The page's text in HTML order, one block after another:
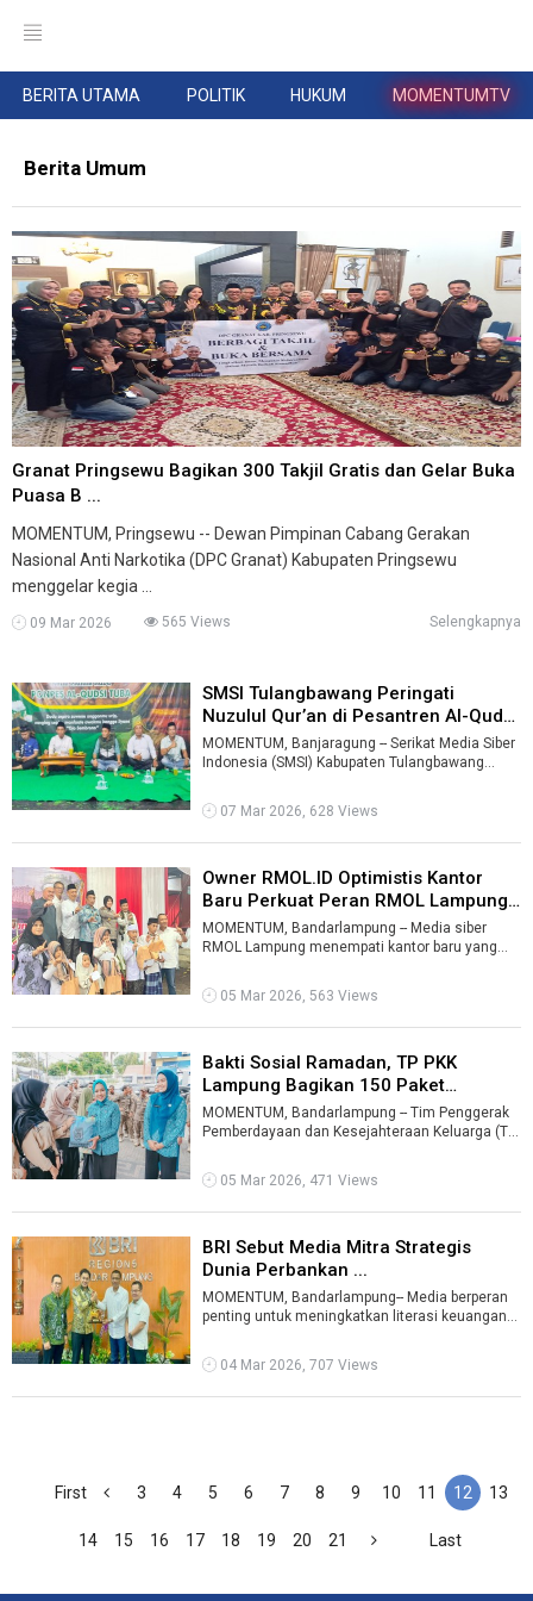
BERITA UTAMA POLITIK HUKUM MOMENTUMTV
Berita Umum
Granat Pringsewu Bagikan 300 Takjil Gratis dan Gelar Buka
Puasa B ...
MOMENTUM, Pringsewu -- Dewan Pimpinan Cabang Gerakan
Nasional Anti Narkotika (DPC Granat) Kabupaten Pringsewu
menggelar kegia ...
09 Mar 2026 565 Views Selengkapnya
SMSI Tulangbawang Peringati
Nuzulul Qur’an di Pesantren Al-Quds
...
MOMENTUM, Banjaragung -- Serikat Media Siber
Indonesia (SMSI) Kabupaten Tulangbawang
07 Mar 2026, 628 Views
Owner RMOL.ID Optimistis Kantor
Baru Perkuat Peran RMOL Lampung
...
MOMENTUM, Bandarlampung -- Media siber
RMOL Lampung menempati kantor baru yang
...
05 Mar 2026, 563 Views
Bakti Sosial Ramadan, TP PKK
Lampung Bagikan 150 Paket
Sembako ...
MOMENTUM, Bandarlampung -- Tim Penggerak
Pemberdayaan dan Kesejahteraan Keluarga (TP
05 Mar 2026, 471 Views
BRI Sebut Media Mitra Strategis
Dunia Perbankan ...
MOMENTUM, Bandarlampung-- Media berperan
penting untuk meningkatkan literasi keuangan
04 Mar 2026, 707 Views
First 3 4 5 6 7 8 9 10 11 12 13
14 15 16 17 18 19 20 21 Last